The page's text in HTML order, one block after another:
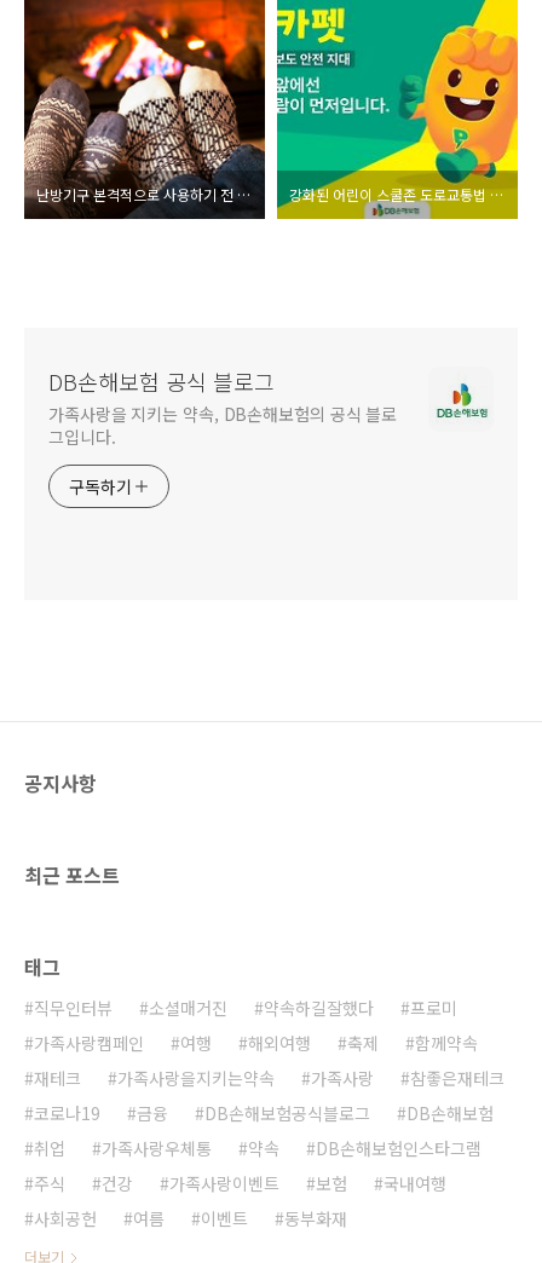
난방기구 본격적으로 사용하기 전 확인해야 할 체크리스트 강화된 어린이 스쿨존 도로교통법 알아보기!
DB손해보험 공식 블로그
가족사랑을 지키는 약속, DB손해보험의 공식 블로
그입니다.
구독하기
공지사항
최근 포스트
태그
직무인터뷰 소셜매거진 약속하길잘했다
프로미
가족사랑캠페인
여행 해외여행 축제
함께약속
재테크
가족사랑을지키는약속 가족사랑
참좋은재테크
코로나19
금융 DB손해보험공식블로그
DB손해보험
취업
가족사랑우체통 약속
DB손해보험인스타그램
주식
건강 가족사랑이벤트 보험
국내여행
사회공헌
여름 이벤트 동부화재
더보기